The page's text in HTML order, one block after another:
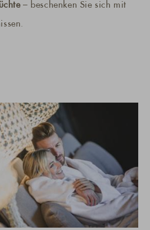
– beschenken Sie sich mit